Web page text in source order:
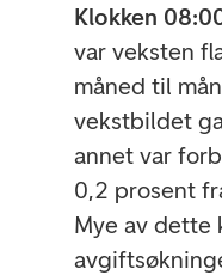
Klokken
var veksten
måned til
vekstbildet
annet var
0,2 prosent
Mye av dette